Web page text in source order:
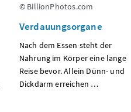
© BillionPhotos.com
Verdauungsorgane
Nach dem Essen steht der
Nahrung im Körper eine lange
Reise bevor. Allein Dünn- und
Dickdarm erreichen …